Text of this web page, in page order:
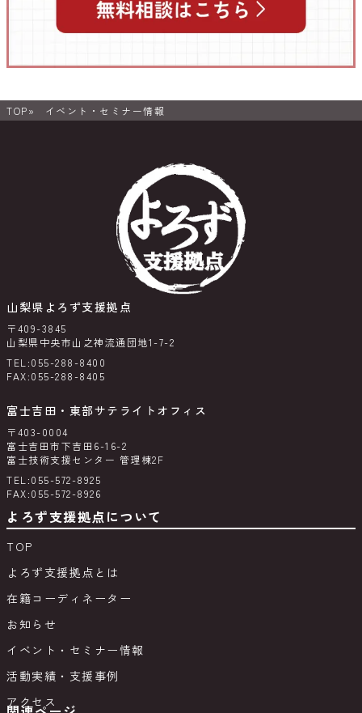
TOP イベント・セミナー情報
山梨県よろず支援拠点
〒409-3845
山梨県中央市山之神流通団地1-7-2
TEL:055-288-8400
FAX:055-288-8405
富士吉田・東部サテライトオフィス
〒403-0004
富士吉田市下吉田6-16-2
富士技術支援センター 管理棟2F
TEL:055-572-8925
FAX:055-572-8926
よろず支援拠点について
TOP
よろず支援拠点とは
在籍コーディネーター
お知らせ
イベント・セミナー情報
活動実績・支援事例
アクセス